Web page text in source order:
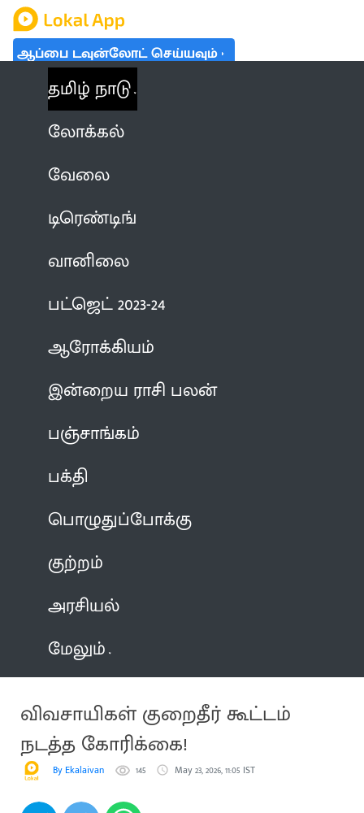
ஆப்பை டவுன்லோட் செய்யவும்
தமிழ் நாடு
லோக்கல்
வேலை
டிரெண்டிங்
வானிலை
பட்ஜெட் 2023-24
ஆரோக்கியம்
இன்றைய ராசி பலன்
பஞ்சாங்கம்
பக்தி
பொழுதுப்போக்கு
குற்றம்
அரசியல்
மேலும்
விவசாயிகள் குறைதீர் கூட்டம்
நடத்த கோரிக்கை!
By Ekalaivan 145 May 23, 2026, 11:05 IST